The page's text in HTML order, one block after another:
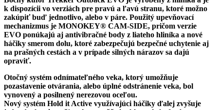
k dispozícii vo verziách pre pravú a ľavú stranu, ktoré možno
zakúpiť buď jednotlivo, alebo v páre. Použitý upevňovací
mechanizmus je MONOKEY® CAM-SIDE, pričom verzie
EVO ponúkajú aj antivibračné body z liateho hliníka a nové
háčiky smerom dolu, ktoré zabezpečujú bezpečné uchytenie aj
na prašných cestách a v prípade silných nárazov sa dajú
opraviť.
Otočný systém odnímateľného veka, ktorý umožňuje
pozastavenie otvárania, alebo úplné odstránenie veka, bol
vynovený a posilnený nerezovou oceľou.
Nový systém Hold it Active využívajúci háčiky ďalej zvyšuje